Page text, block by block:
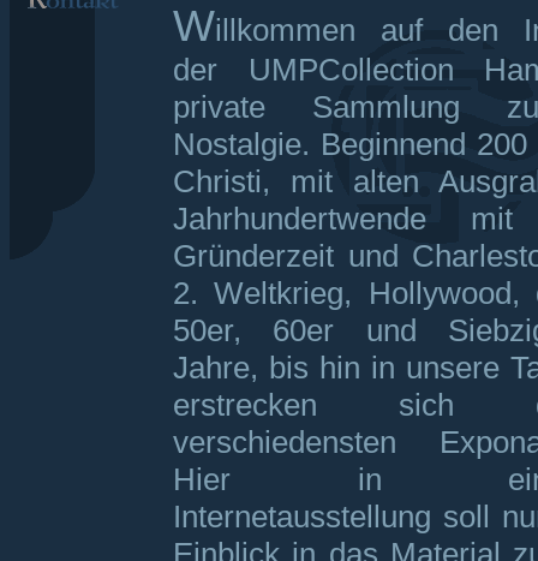
Willkommen auf den
der UMPCollection
private Sammlung
Nostalgie. Beginnend
Christi, mit alten
Jahrhundertwende
Gründerzeit und
2. Weltkrieg, Hollywood,
50er, 60er und
Jahre, bis hin in unsere
erstrecken sich
verschiedensten
Hier in
Internetausstellung soll
Einblick in das Material